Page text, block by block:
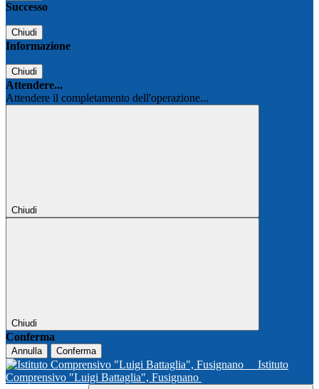
Successo
Chiudi
Informazione
Chiudi
Attendere...
Attendere il completamento dell'operazione...
Chiudi
Chiudi
Conferma
Annulla Conferma
Istituto
Comprensivo "Luigi Battaglia", Fusignano